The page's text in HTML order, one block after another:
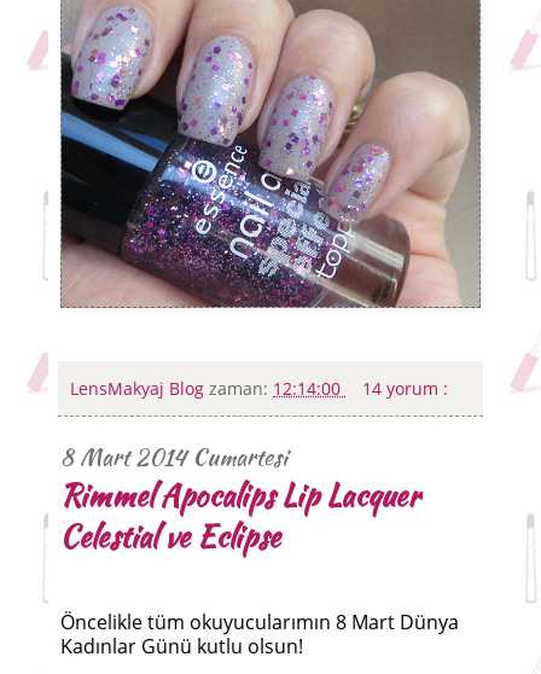
LensMakyaj Blog zaman: 12:14:00 14 yorum :
8 Mart 2014 Cumartesi
Rimmel Apocalips Lip Lacquer
Celestial ve Eclipse
Öncelikle tüm okuyucularımın 8 Mart Dünya
Kadınlar Günü kutlu olsun!